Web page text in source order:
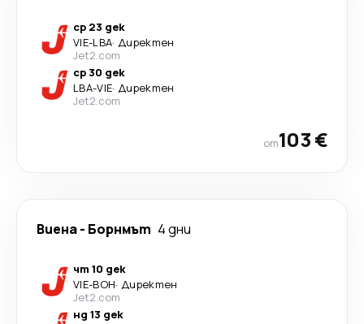
ср 23 дек
VIE-LBA· Директен
Jet2.com
ср 30 дек
LBA-VIE· Директен
Jet2.com
от103 €
Виена- Борнмът 4 дни
чт 10 дек
VIE-BOH· Директен
Jet2.com
нд 13 дек